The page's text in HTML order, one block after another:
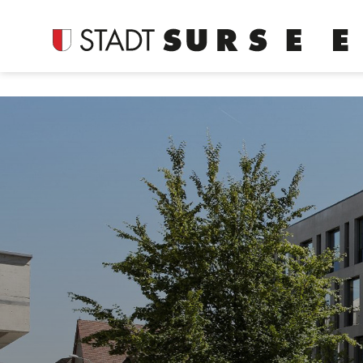
Kopfzeile
Suche
Inhalt